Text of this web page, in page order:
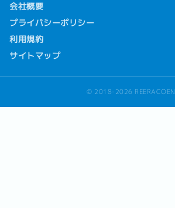
会社概要
プライバシーポリシー
利用規約
サイトマップ
© 2018-2026 REERACOEN